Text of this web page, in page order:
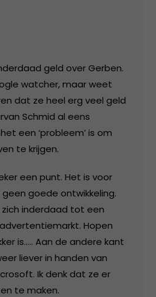
geld over Gerben.
watcher, maar weet
dat ze heel erg veel geld
Schmid al eens
een ‘probleem’ is om
te krijgen.
een punt. Het is voor
goede ontwikkeling.
inderdaad tot een
Hopen
is….. Aan de andere kant
liever in handen van
Ik denk dat ze er
te maken.